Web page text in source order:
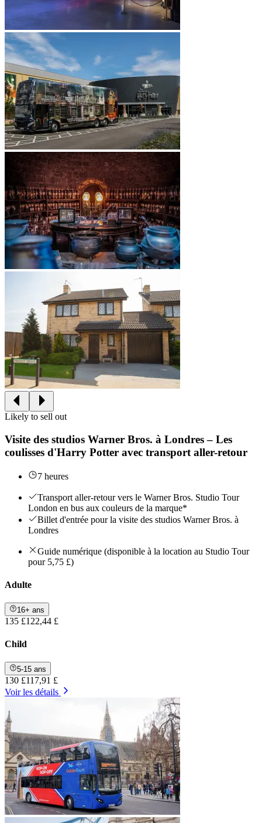
Likely to sell out
Visite des studios Warner Bros. à Londres – Les
coulisses d'Harry Potter avec transport aller-retour
7 heures
Transport aller-retour vers le Warner Bros. Studio Tour
London en bus aux couleurs de la marque*
Billet d'entrée pour la visite des studios Warner Bros. à
Londres
Guide numérique (disponible à la location au Studio Tour
pour 5,75 £)
Adulte
16+ ans
135 £122,44 £
Child
5-15 ans
130 £117,91 £
Voir les détails